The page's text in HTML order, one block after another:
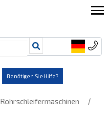
Benötigen Sie Hilfe?
Rohrschleifermaschinen /